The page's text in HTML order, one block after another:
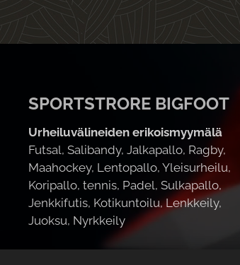
SPORTSTRORE BIGFOOT
Urheiluvälineiden erikoismyymälä
Futsal, Salibandy, Jalkapallo, Ragby,
Maahockey, Lentopallo, Yleisurheilu,
Koripallo, tennis, Padel, Sulkapallo,
Jenkkifutis, Kotikuntoilu, Lenkkeily,
Juoksu, Nyrkkeily